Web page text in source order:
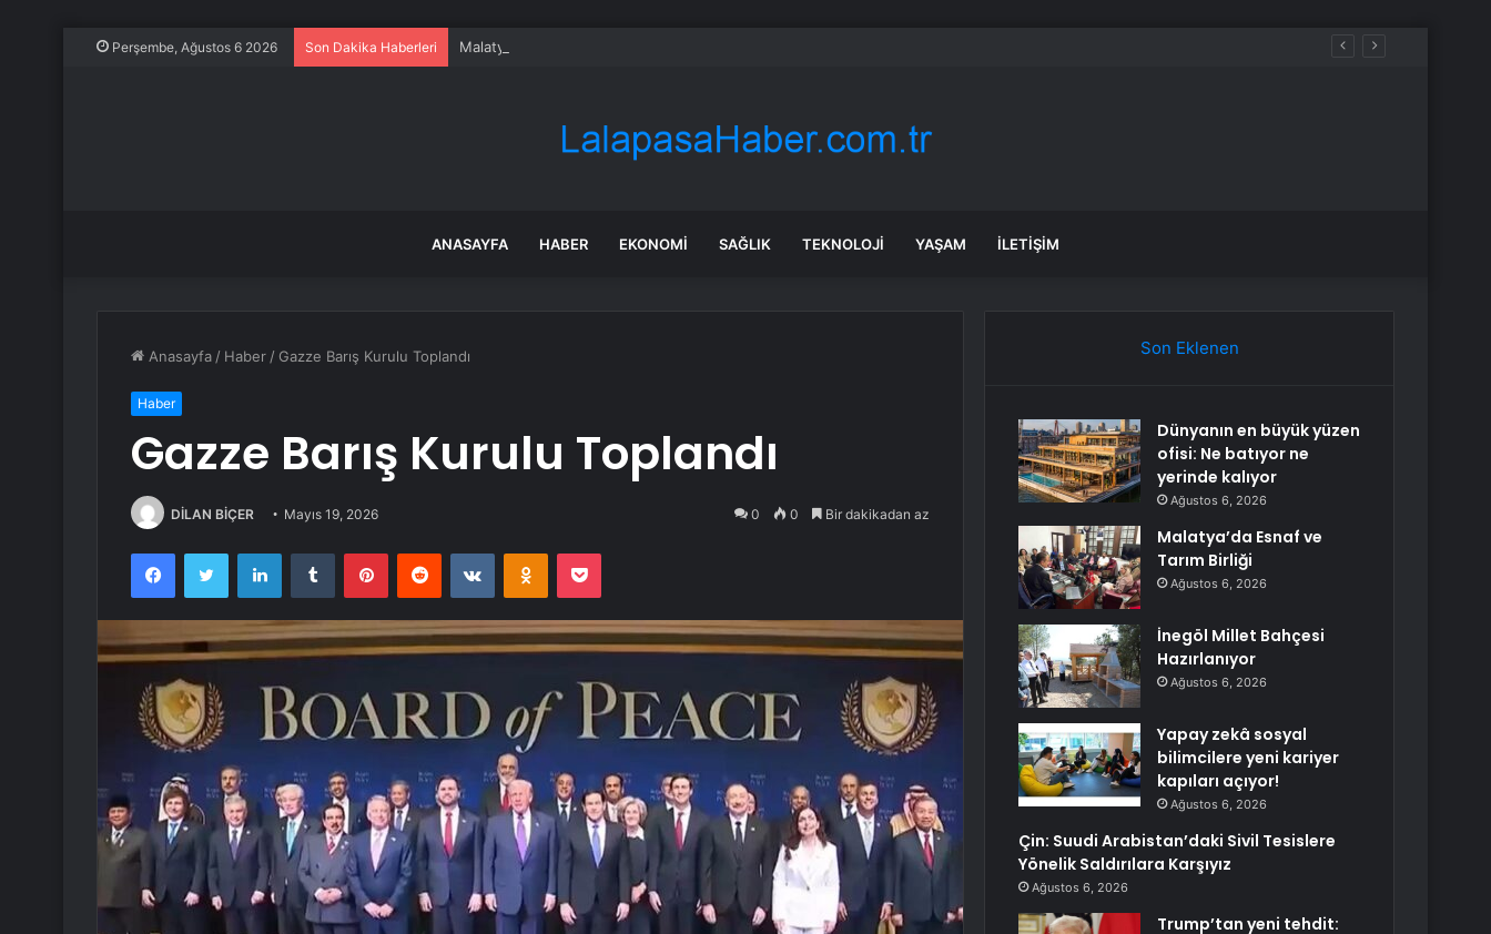
Perşembe, Ağustos 6 2026 Son Dakika Haberleri Malatya’da Esnaf ve Tarım Birliği
ANASAYFA HABER EKONOMI SAĞLIK TEKNOLOJI YAŞAM İLETIŞIM
Anasayfa / Haber / Gazze Barış Kurulu Toplandı
Haber
Gazze Barış Kurulu Toplandı
DİLAN BİÇER Mayıs 19, 2026 0 0 Bir dakikadan az
FacebookTwitter LinkedInTumblr PinterestReddit VKontakteOdnoklassniki
Pocket
Son Eklenen
Dünyanın en büyük yüzen
ofisi: Ne batıyor ne
yerinde kalıyor
Ağustos 6, 2026
Malatya’da Esnaf ve
Tarım Birliği
Ağustos 6, 2026
İnegöl Millet Bahçesi
Hazırlanıyor
Ağustos 6, 2026
Yapay zekâ sosyal
bilimcilere yeni kariyer
kapıları açıyor!
Ağustos 6, 2026
Çin: Suudi Arabistan’daki Sivil Tesislere
Yönelik Saldırılara Karşıyız
Ağustos 6, 2026
Trump’tan yeni tehdit: